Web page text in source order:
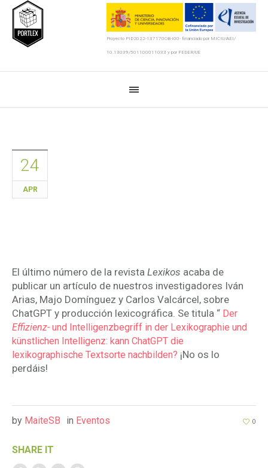
Proyecto PID2022-137170OB-I00- financiado por MICIU/AEI/
10.13039/501100011033 y por FEDER/UE
24
APR
El último número de la revista Lexikos acaba de
publicar un artículo de nuestros investigadores Iván
Arias, Majo Domínguez y Carlos Valcárcel, sobre
ChatGPT y producción lexicográfica. Se titula “ Der
Effizienz- und Intelligenzbegriff in der Lexikographie und
künstlichen Intelligenz: kann ChatGPT die
lexikographische Textsorte nachbilden? ¡No os lo
perdáis!
0
by MaiteSB in Eventos
SHARE IT